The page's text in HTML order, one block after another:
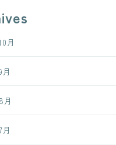
月
月